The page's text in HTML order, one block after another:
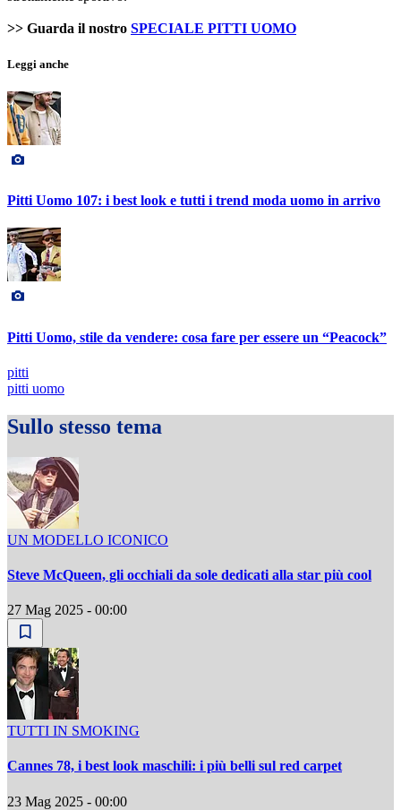
>> Guarda il nostro SPECIALE PITTI UOMO
Leggi anche
Pitti Uomo 107: i best look e tutti i trend moda uomo in arrivo
Pitti Uomo, stile da vendere: cosa fare per essere un “Peacock”
pitti
pitti uomo
Sullo stesso tema
UN MODELLO ICONICO
Steve McQueen, gli occhiali da sole dedicati alla star più cool
27 Mag 2025 - 00:00
TUTTI IN SMOKING
Cannes 78, i best look maschili: i più belli sul red carpet
23 Mag 2025 - 00:00